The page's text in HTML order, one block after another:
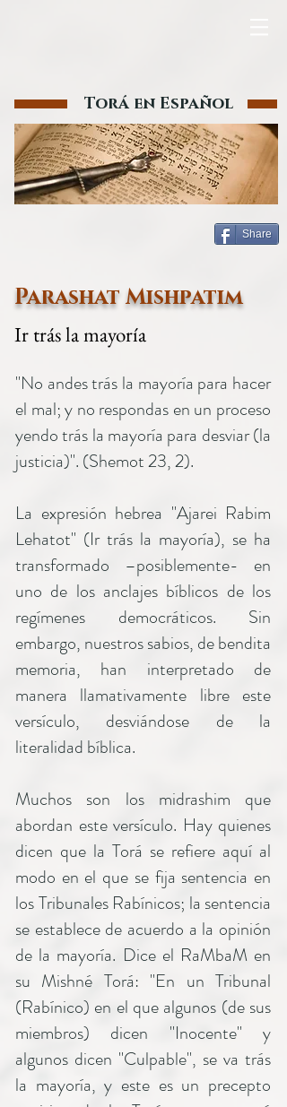
Share
Torá en Español
"No andes trás la mayoría para hacer
el mal; y no respondas en un proceso
yendo trás la mayoría para desviar (la
justicia)". (Shemot 23, 2).
La expresión hebrea "Ajarei Rabim
Lehatot" (Ir trás la mayoría), se ha
transformado –posiblemente- en
uno de los anclajes bíblicos de los
regímenes democráticos. Sin
embargo, nuestros sabios, de bendita
memoria, han interpretado de
manera llamativamente libre este
versículo, desviándose de la
literalidad bíblica.
Muchos son los midrashim que
abordan este versículo. Hay quienes
dicen que la Torá se refiere aquí al
modo en el que se fija sentencia en
los Tribunales Rabínicos; la sentencia
se establece de acuerdo a la opinión
de la mayoría. Dice el RaMbaM en
su Mishné Torá: "En un Tribunal
(Rabínico) en el que algunos (de sus
miembros) dicen "Inocente" y
algunos dicen "Culpable", se va trás
la mayoría, y este es un precepto
Parashat Mishpatim
Ir trás la mayoría